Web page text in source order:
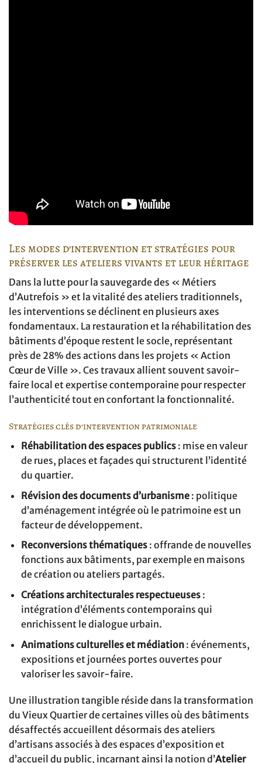
Les modes d’intervention et stratégies pour
préserver les ateliers vivants et leur héritage
Dans la lutte pour la sauvegarde des « Métiers
d’Autrefois » et la vitalité des ateliers traditionnels,
les interventions se déclinent en plusieurs axes
fondamentaux. La restauration et la réhabilitation des
bâtiments d’époque restent le socle, représentant
près de 28% des actions dans les projets « Action
Cœur de Ville ». Ces travaux allient souvent savoir-
faire local et expertise contemporaine pour respecter
l’authenticité tout en confortant la fonctionnalité.
Stratégies clés d’intervention patrimoniale
Réhabilitation des espaces publics: mise en valeur
de rues, places et façades qui structurent l’identité
du quartier.
Révision des documents d’urbanisme: politique
d’aménagement intégrée où le patrimoine est un
facteur de développement.
Reconversions thématiques: offrande de nouvelles
fonctions aux bâtiments, par exemple en maisons
de création ou ateliers partagés.
Créations architecturales respectueuses:
intégration d’éléments contemporains qui
enrichissent le dialogue urbain.
Animations culturelles et médiation: événements,
expositions et journées portes ouvertes pour
valoriser les savoir-faire.
Une illustration tangible réside dans la transformation
du Vieux Quartier de certaines villes où des bâtiments
désaffectés accueillent désormais des ateliers
d’artisans associés à des espaces d’exposition et
d’accueil du public, incarnant ainsi la notion d’Atelier